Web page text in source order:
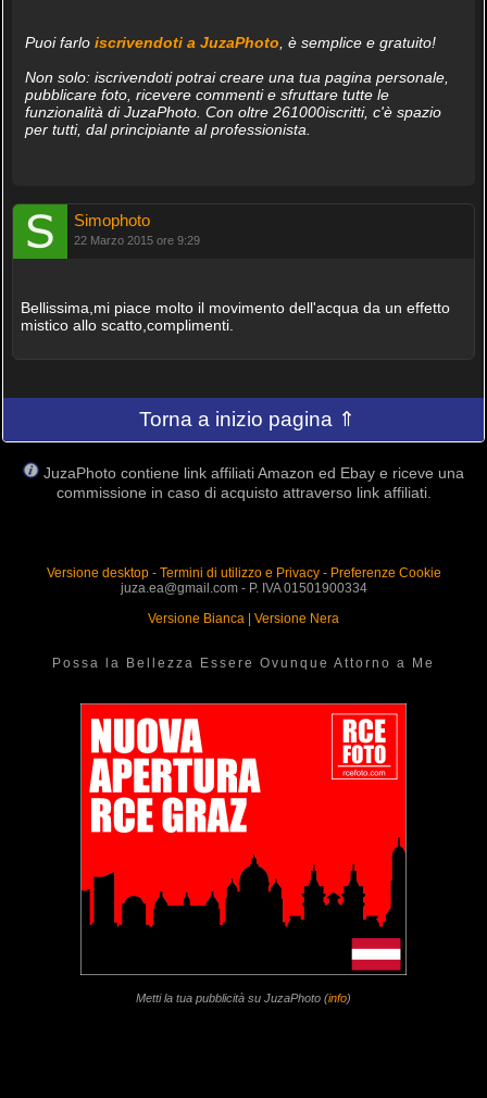
Puoi farlo iscrivendoti a JuzaPhoto , è semplice e gratuito!
Non solo: iscrivendoti potrai creare una tua pagina personale,
pubblicare foto, ricevere commenti e sfruttare tutte le
funzionalità di JuzaPhoto. Con oltre 261000iscritti, c'è spazio
per tutti, dal principiante al professionista.
Simophoto
22 Marzo 2015 ore 9:29
Bellissima,mi piace molto il movimento dell'acqua da un effetto
mistico allo scatto,complimenti.
Torna a inizio pagina ⇑
JuzaPhoto contiene link affiliati Amazon ed Ebay e riceve una
commissione in caso di acquisto attraverso link affiliati.
Versione desktop- Termini di utilizzo e Privacy- Preferenze Cookie
juza.ea@gmail.com - P. IVA 01501900334
Versione Bianca
Versione Nera
Possa la Bellezza Essere Ovunque Attorno a Me
Metti la tua pubblicità su JuzaPhoto (info)